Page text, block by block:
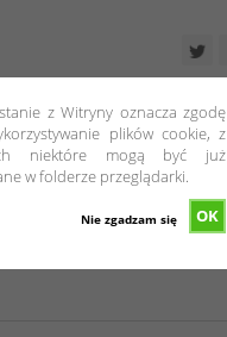
z Witryny oznacza zgodę
plików cookie, z
niektóre mogą być już
w folderze przeglądarki.
OK
Nie zgadzam się